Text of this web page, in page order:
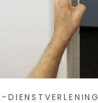
DIENSTVERLENING